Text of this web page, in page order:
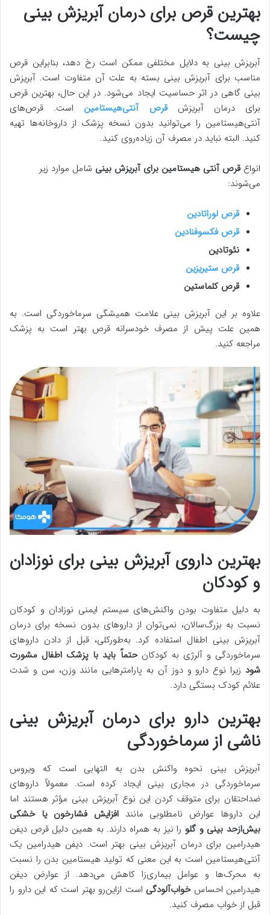
بهترین قرص برای درمان آبریزش بینی
چیست؟
آبریزش بینی به دلایل مختلفی ممکن است رخ دهد، بنابراین قرص
مناسب برای آبریزش بینی بسته به علت آن متفاوت است. آبریزش
بینی گاهی در اثر حساسیت ایجاد می‌شود. در این حال، بهترین قرص
برای درمان آبریزشقرص آنتی‌هیستامین است. قرص‌های
آنتی‌هیستامین را می‌توانید بدون نسخه پزشک از داروخانه‌ها تهیه
کنید. البته نباید در مصرف آن زیاده‌روی کنید.
انواع قرص آنتی هیستامین برای آبریزش بینی شامل موارد زیر
می‌شوند:
قرص لوراتادین
قرص فکسوفنادین
نئوتادین
قرص ستیریزین
قرص کلماستین
علاوه بر این آبریزش بینی علامت همیشگی سرماخوردگی است. به
همین علت پیش از مصرف خودسرانه قرص بهتر است به پزشک
مراجعه کنید.
بهترین داروی آبریزش بینی برای نوزادان
و کودکان
به دلیل متفاوت بودن واکنش‌های سیستم ایمنی نوزادان و کودکان
نسبت به بزرگ‌سالان، نمی‌توان از داروهای بدون نسخه برای درمان
آبریزش بینی اطفال استفاده کرد. به‌طورکلی، قبل از دادن داروهای
سرماخوردگی و آلرژی به کودکانحتماً باید با پزشک اطفال مشورت
شود زیرا نوع دارو و دوز آن به پارامترهایی مانند وزن، سن و شدت
علائم کودک بستگی دارد.
بهترین دارو برای درمان آبریزش بینی
ناشی از سرماخوردگی
آبریزش بینی نحوه واکنش بدن به التهابی است که ویروس
سرماخوردگی در مجاری بینی ایجاد کرده است. معمولاً داروهای
ضداحتقان برای متوقف کردن این نوع آبریزش بینی مؤثر هستند اما
این داروها عوارض نامطلوبی مانند افزایش فشارخون یا خشکی
بیش‌ازحد بینی و گلو را نیز به همراه دارند. به همین دلیل قرص دیفن
هیدرامین برای درمان آبریزش بینی بهتر است. دیفن هیدرامین یک
آنتی‌هیستامین است به این معنی که تولید هیستامین بدن را نسبت
به محرک‌ها و عوامل بیماری‌زا کاهش می‌دهد. از عوارض دیفن
هیدرامین احساسخواب‌آلودگی است ازاین‌رو بهتر است که این دارو را
قبل از خواب مصرف کنید.